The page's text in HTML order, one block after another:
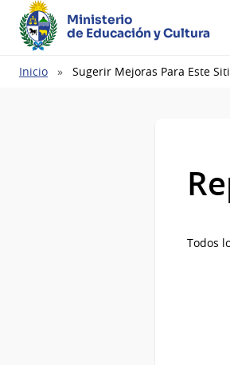
Ministerio
de Educación y Cultura
Ruta
Inicio Sugerir Mejoras Para Este
Todos